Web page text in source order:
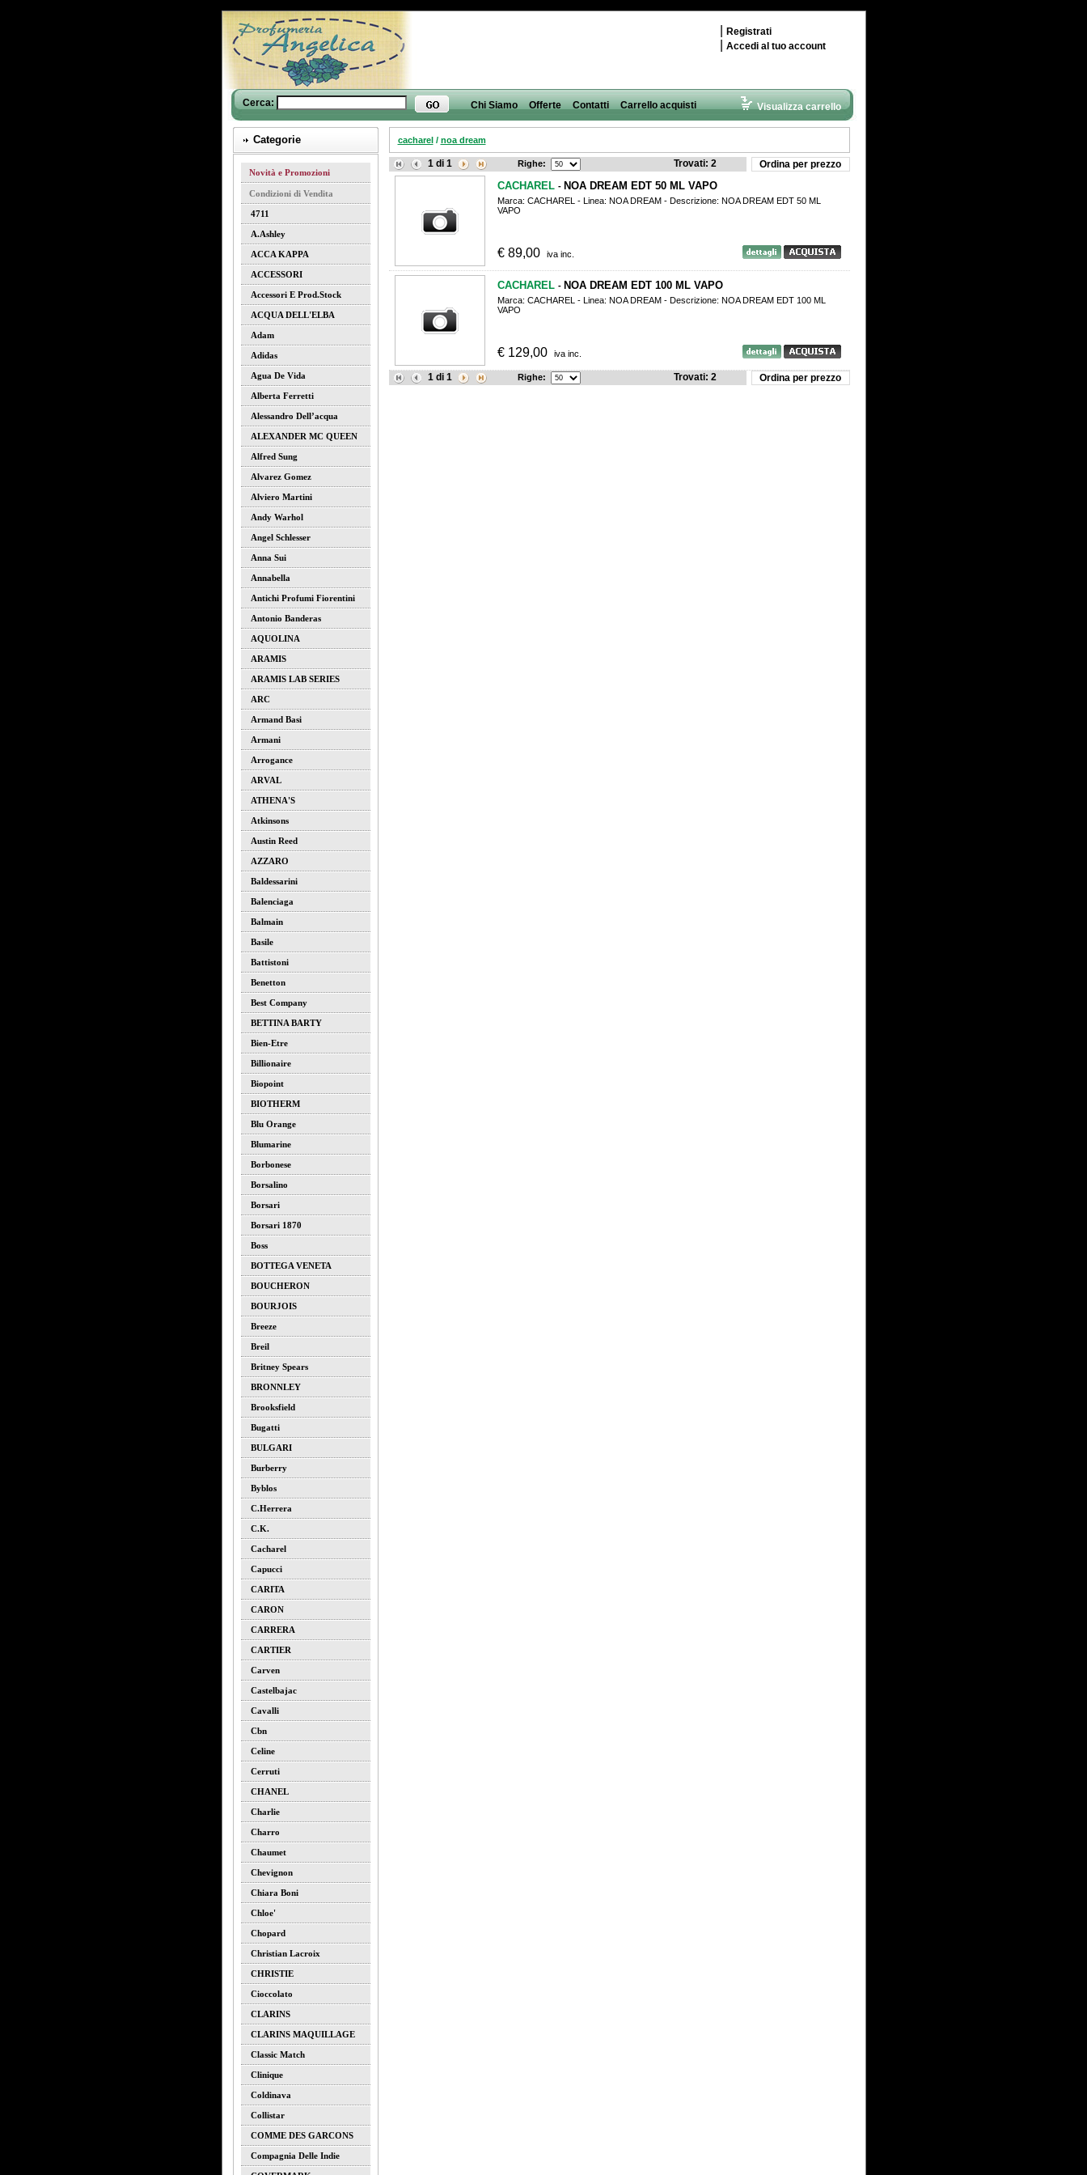
Registrati
Accedi al tuo account
Cerca: Chi Siamo Offerte Contatti Carrello acquisti Visualizza carrello
Categorie
Novità e Promozioni
Condizioni di Vendita
4711
A.ashley
ACCA KAPPA
ACCESSORI
Accessori E Prod.stock
ACQUA DELL'ELBA
Adam
Adidas
Agua De Vida
Alberta Ferretti
Alessandro Dell’acqua
ALEXANDER MC QUEEN
Alfred Sung
Alvarez Gomez
Alviero Martini
Andy Warhol
Angel Schlesser
Anna Sui
Annabella
Antichi Profumi Fiorentini
Antonio Banderas
AQUOLINA
ARAMIS
ARAMIS LAB SERIES
ARC
Armand Basi
Armani
Arrogance
ARVAL
ATHENA'S
Atkinsons
Austin Reed
AZZARO
Baldessarini
Balenciaga
Balmain
Basile
Battistoni
Benetton
Best Company
BETTINA BARTY
Bien-Etre
Billionaire
Biopoint
BIOTHERM
Blu Orange
Blumarine
Borbonese
Borsalino
Borsari
Borsari 1870
Boss
BOTTEGA VENETA
BOUCHERON
BOURJOIS
Breeze
Breil
Britney Spears
BRONNLEY
Brooksfield
Bugatti
BULGARI
Burberry
Byblos
C.herrera
C.k.
Cacharel
Capucci
CARITA
CARON
CARRERA
CARTIER
Carven
Castelbajac
Cavalli
Cbn
Celine
Cerruti
CHANEL
Charlie
Charro
Chaumet
Chevignon
Chiara Boni
Chloe'
Chopard
Christian Lacroix
CHRISTIE
Cioccolato
CLARINS
CLARINS MAQUILLAGE
Classic Match
Clinique
Coldinava
Collistar
COMME DES GARCONS
Compagnia Delle Indie
cacharel/ noa dream
1di 1 Righe: Trovati: 2 Ordina per prezzo
1di 1 Righe: Trovati: 2 Ordina per prezzo
CACHAREL - NOA DREAM EDT 50 ML VAPO
Marca: CACHAREL - Linea: NOA DREAM - Descrizione: NOA DREAM EDT 50 ML
VAPO
€ 89,00 iva inc.
CACHAREL - NOA DREAM EDT 100 ML VAPO
Marca: CACHAREL - Linea: NOA DREAM - Descrizione: NOA DREAM EDT 100 ML
VAPO
€ 129,00 iva inc.